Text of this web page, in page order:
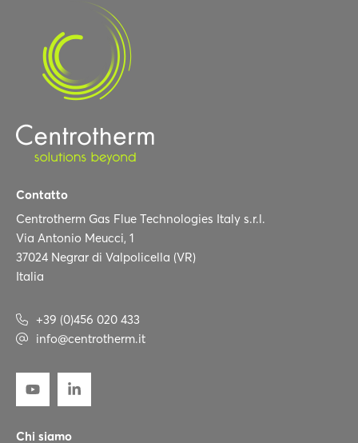
Contatto
Centrotherm Gas Flue Technologies Italy s.r.l.
Via Antonio Meucci, 1
37024 Negrar di Valpolicella (VR)
Italia
+39 (0)456 020 433
info@centrotherm.it
Chi siamo